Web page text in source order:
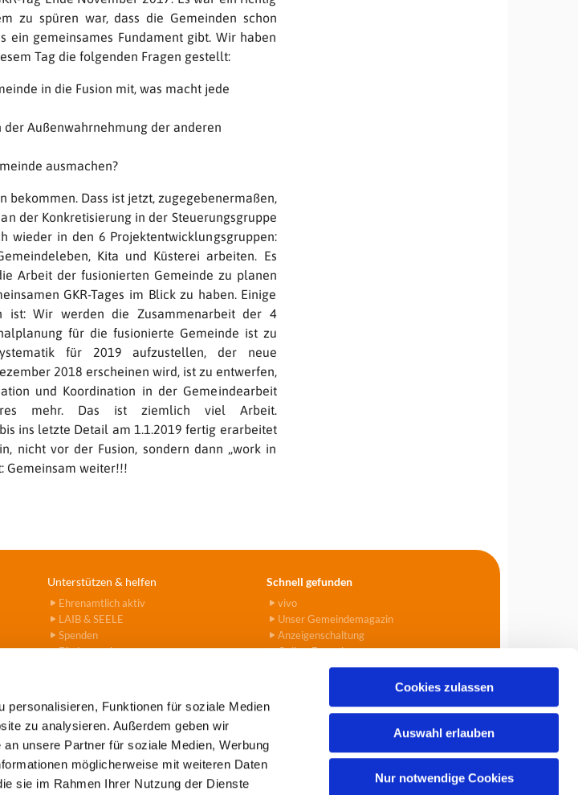
personalisieren, Funktionen für soziale Medien
zu analysieren. Außerdem geben wir
unsere Partner für soziale Medien, Werbung
möglicherweise mit weiteren Daten
sie im Rahmen Ihrer Nutzung der Dienste
Cookies zulassen
Auswahl erlauben
Nur notwendige Cookies
zu spüren war, dass die Gemeinden schon
ein gemeinsames Fundament gibt. Wir haben
Tag die folgenden Fragen gestellt:
in die Fusion mit, was macht jede
Außenwahrnehmung der anderen
ausmachen?
bekommen. Dass ist jetzt, zugegebenermaßen,
der Konkretisierung in der Steuerungsgruppe
wieder in den 6 Projektentwicklungsgruppen:
Kita und Küsterei arbeiten. Es
Arbeit der fusionierten Gemeinde zu planen
GKR-Tages im Blick zu haben. Einige
ist: Wir werden die Zusammenarbeit der 4
für die fusionierte Gemeinde ist zu
für 2019 aufzustellen, der neue
2018 erscheinen wird, ist zu entwerfen,
und Koordination in der Gemeindearbeit
mehr. Das ist ziemlich viel Arbeit.
ins letzte Detail am 1.1.2019 fertig erarbeitet
nicht vor der Fusion, sondern dann „work in
Gemeinsam weiter!!!
Unterstützen & helfen
Ehrenamtlich aktiv
LAIB & SEELE
Spenden
Fördervereine
Schnell gefunden
vivo
Unser Gemeindemagazin
Anzeigenschaltung
Online-Formulare
39 · 13507 Berlin(030) 43779903info@tegel-borsigwalde.de
Impressum Datenschutz